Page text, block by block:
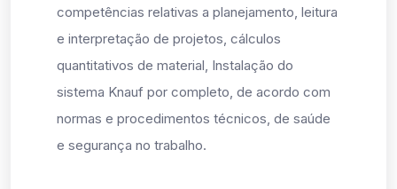
competências relativas a planejamento, leitura
e interpretação de projetos, cálculos
quantitativos de material, Instalação do
sistema Knauf por completo, de acordo com
normas e procedimentos técnicos, de saúde
e segurança no trabalho.